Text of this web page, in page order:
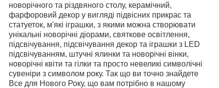
новорічного та різдвяного столу, керамічний,
фарфоровий декор у вигляді підвісних прикрас та
статуеток, м'які іграшки, з якими можна створювати
унікальні новорічні діорами, святкове освітлення,
підсвічування, підсвічування декор та іграшки з LED
підсвічуванням, штучні ялинки та новорічні вінки,
новорічні квіти та гілки та просто невеликі символічні
сувеніри з символом року. Так що ви точно знайдете
Все для Нового Року, що вам потрібно в нашому